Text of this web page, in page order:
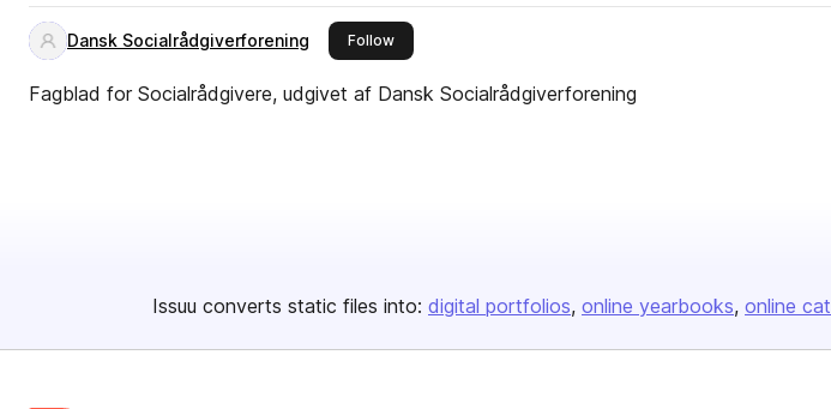
Dansk Socialrådgiverforening Followthis publisher
Fagblad for Socialrådgivere, udgivet af Dansk Socialrådgiverforening
Issuu converts static files into: digital portfolios online yearbooks online